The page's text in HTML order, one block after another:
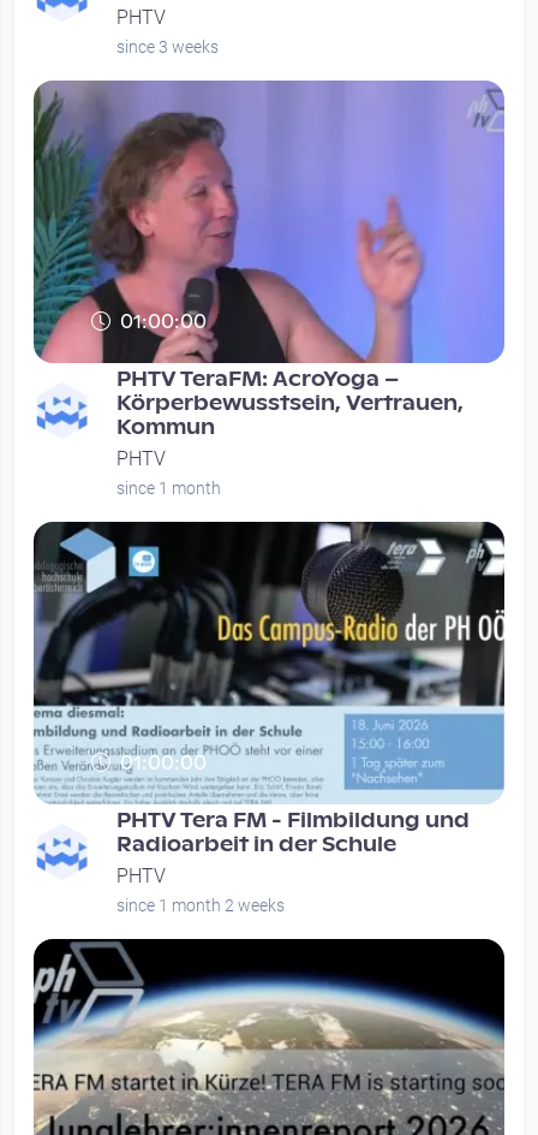
PHTV
since 3 weeks
01:00:00
PHTV TeraFM: AcroYoga –
Körperbewusstsein, Vertrauen,
Kommun
PHTV
since 1 month
01:00:00
PHTV Tera FM - Filmbildung und
Radioarbeit in der Schule
PHTV
since 1 month 2 weeks